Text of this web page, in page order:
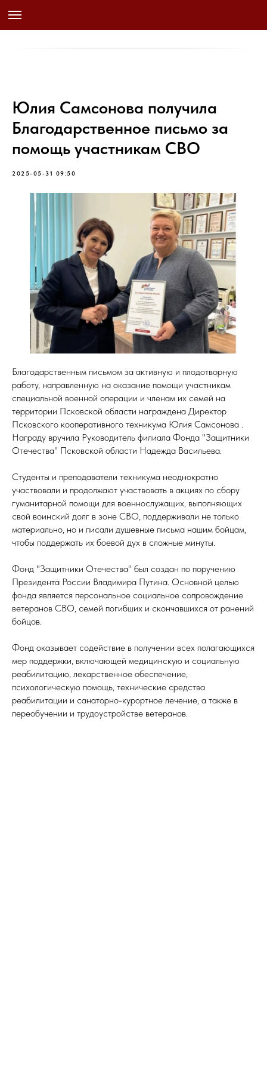
Юлия Самсонова получила
Благодарственное письмо за
помощь участникам СВО
2025-05-31 09:50
Благодарственным письмом за активную и плодотворную
работу, направленную на оказание помощи участникам
специальной военной операции и членам их семей на
территории Псковской области награждена Директор
Псковского кооперативного техникума Юлия Самсонова .
Награду вручила Руководитель филиала Фонда "Защитники
Отечества" Псковской области Надежда Васильева.
Студенты и преподаватели техникума неоднократно
участвовали и продолжают участвовать в акциях по сбору
гуманитарной помощи для военнослужащих, выполняющих
свой воинский долг в зоне СВО, поддерживали не только
материально, но и писали душевные письма нашим бойцам,
чтобы поддержать их боевой дух в сложные минуты.
Фонд "Защитники Отечества" был создан по поручению
Президента России Владимира Путина. Основной целью
фонда является персональное социальное сопровождение
ветеранов СВО, семей погибших и скончавшихся от ранений
бойцов.
Фонд оказывает содействие в получении всех полагающихся
мер поддержки, включающей медицинскую и социальную
реабилитацию, лекарственное обеспечение,
психологическую помощь, технические средства
реабилитации и санаторно-курортное лечение, а также в
переобучении и трудоустройстве ветеранов.